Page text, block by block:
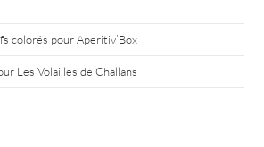
colorés pour Aperitiv’Box
Les Volailles de Challans